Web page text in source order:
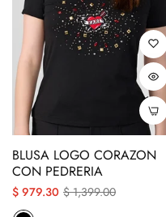
BLUSA LOGO CORAZON
CON PEDRERIA
Precio
regular
$ 979.30Precio
$ 1,399.00